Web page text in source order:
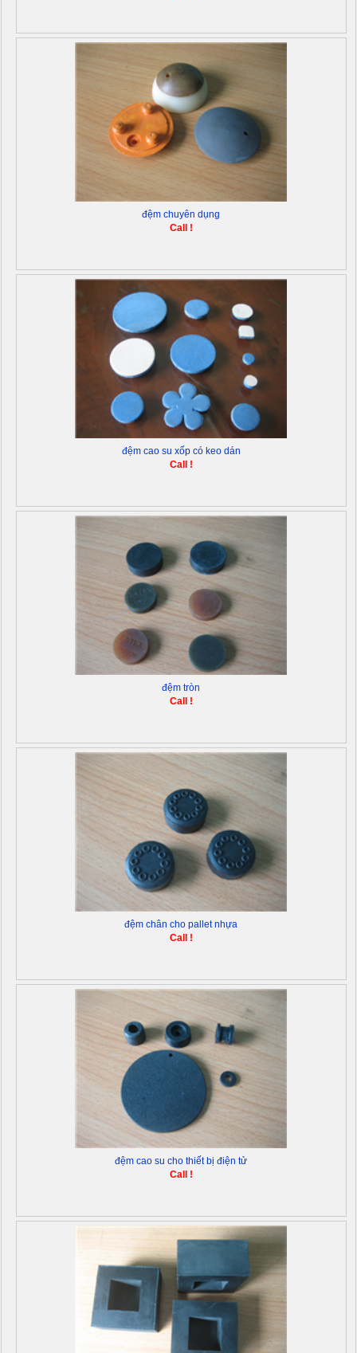
đệm chuyên dụng
Call !
đệm cao su xốp có keo dán
Call !
đệm tròn
Call !
đệm chân cho pallet nhựa
Call !
đệm cao su cho thiết bị điện tử
Call !